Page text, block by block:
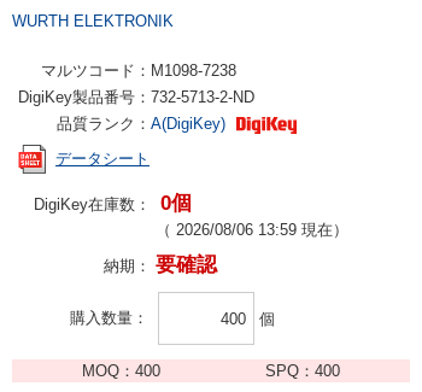
WURTH ELEKTRONIK
マルツコード： M1098-7238
DigiKey製品番号： 732-5713-2-ND
品質ランク： A(DigiKey)
データシート
DigiKey在庫数： 0個
（ 2026/08/06 13:59 現在）
納期： 要確認
購入数量 個
MOQ：400 SPQ： 400